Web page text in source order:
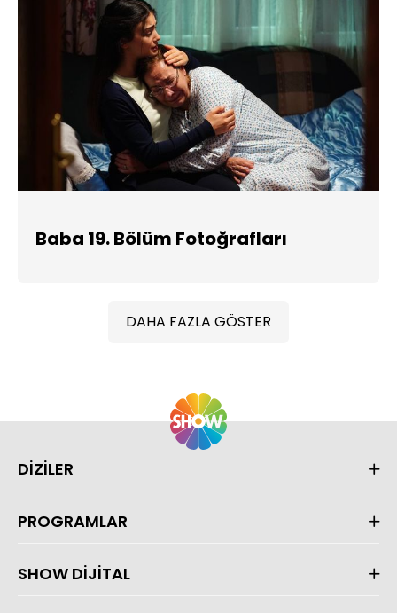
Baba 19. Bölüm Fotoğrafları
DAHA FAZLA GÖSTER
DİZİLER
PROGRAMLAR
SHOW DİJİTAL